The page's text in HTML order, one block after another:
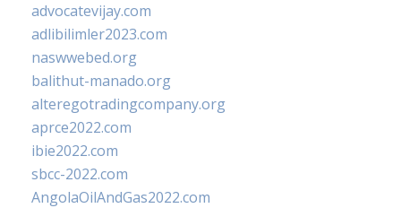
advocatevijay.com
adlibilimler2023.com
naswwebed.org
balithut-manado.org
alteregotradingcompany.org
aprce2022.com
ibie2022.com
sbcc-2022.com
AngolaOilAndGas2022.com